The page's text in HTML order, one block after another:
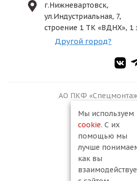
г.Нижневартовск,
ул.Индустриальная, 7,
строение 1 ТК «ВДНХ», 1
Другой город?
АО ПКФ
Мы используем
cookie. С их
помощью мы
лучше
как вы